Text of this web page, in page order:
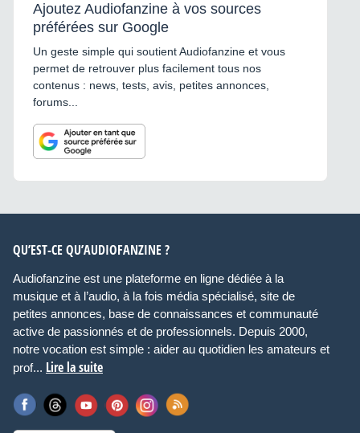
Ajoutez Audiofanzine à vos sources
préférées sur Google
Un geste simple qui soutient Audiofanzine et vous
permet de retrouver plus facilement tous nos
contenus : news, tests, avis, petites annonces,
forums...
QU’EST-CE QU’AUDIOFANZINE ?
Audiofanzine est une plateforme en ligne dédiée à la
musique et à l’audio, à la fois média spécialisé, site de
petites annonces, base de connaissances et communauté
active de passionnés et de professionnels. Depuis 2000,
notre vocation est simple : aider au quotidien les amateurs et
prof... Lire la suite